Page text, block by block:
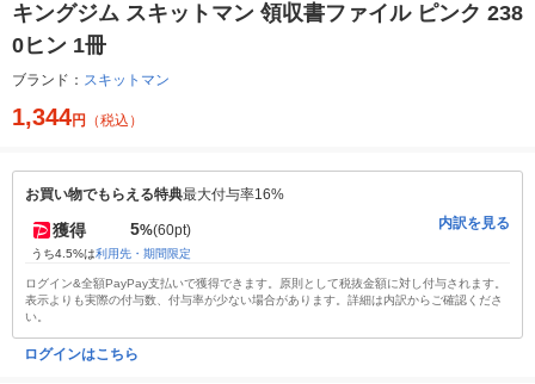
キングジム スキットマン 領収書ファイル ピンク 238
0ヒン 1冊
ブランド： スキットマン
1,344円 （税込）
お買い物でもらえる特典最大付与率16%
獲得 5%(60pt)
うち4.5%は利用先・期間限定
内訳を見る
ログイン&全額PayPay支払いで獲得できます。原則として税抜金額に対し付与されます。
表示よりも実際の付与数、付与率が少ない場合があります。詳細は内訳からご確認くださ
い。
ログインはこちら